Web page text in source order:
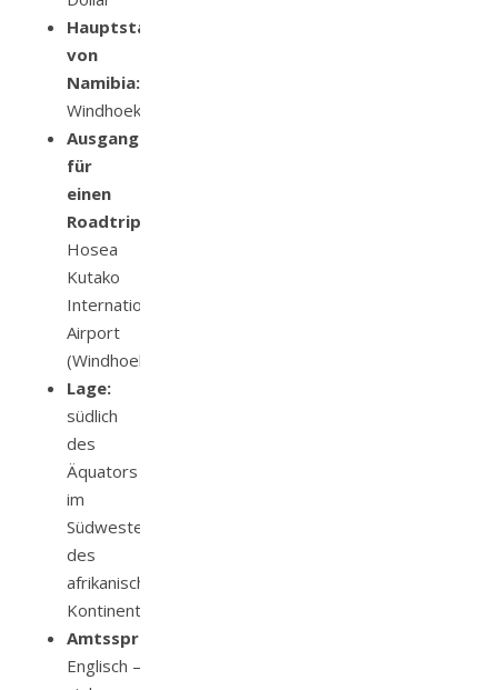
Hauptstadt
von
Namibia:
Windhoek
Ausgangspunkt
für
einen
Roadtrip:
Hosea
Kutako
International
Airport
(Windhoek)
Lage:
südlich
des
Äquators
im
Südwesten
des
afrikanischen
Kontinents
Amtssprache:
Englisch –